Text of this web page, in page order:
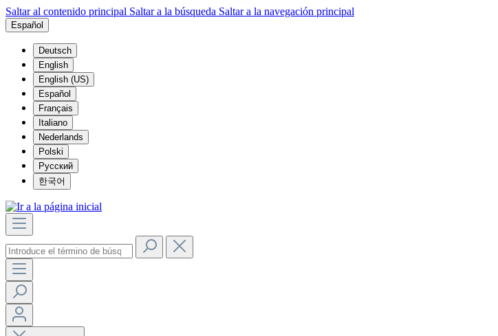
Saltar al contenido principal Saltar a la búsqueda Saltar a la navegación principal
Español
Deutsch
English
English (US)
Español
Français
Italiano
Nederlands
Polski
Русский
한국어